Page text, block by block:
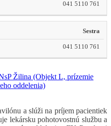
041 5110 761
Sestra
041 5110 761
Žilina (Objekt L, prízemie
oddelenia)
a slúži na príjem pacientiek
lekársku pohotovostnú službu a